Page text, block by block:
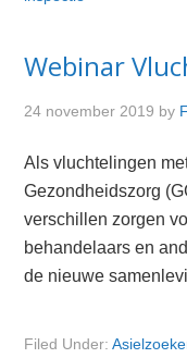
Webinar
24 november 2019 by
Als vluchtelingen
Gezondheidszorg
verschillen zorgen
behandelaars en
de nieuwe
Filed Under: